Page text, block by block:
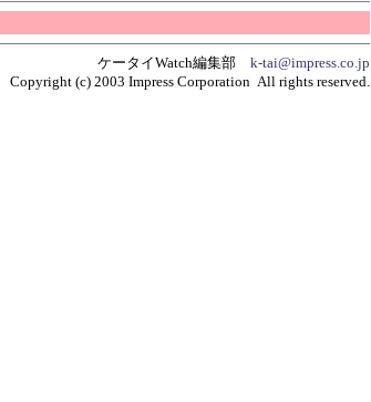
ケータイWatch編集部 k-tai@impress.co.jp
Copyright (c) 2003 Impress Corporation All rights reserved.